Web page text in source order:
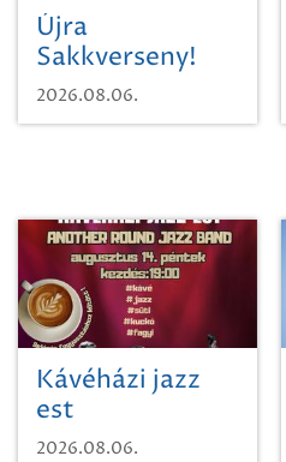
Újra
Sakkverseny!
2026.08.06.
Kávéházi jazz
est
2026.08.06.